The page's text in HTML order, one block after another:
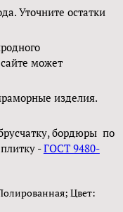
Уточните остатки
может
изделия.
бордюры по
-ГОСТ 9480-
Цвет: